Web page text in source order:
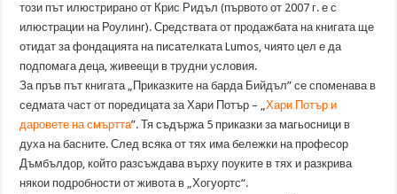
този път илюстрирано от Крис Ридъл (първото от 2007 г. е с
илюстрации на Роулинг). Средствата от продажбата на книгата ще
отидат за фондацията на писателката Lumos, чиято цел е да
подпомага деца, живеещи в трудни условия.
За пръв път книгата „Приказките на барда Бийдъл” се споменава в
седмата част от поредицата за Хари Потър – „Хари Потър и
даровете на смъртта”. Тя съдържа 5 приказки за магьосници в
духа на басните. След всяка от тях има бележки на професор
Дъмбълдор, който разсъждава върху поуките в тях и разкрива
някои подробности от живота в „Хогуортс“.